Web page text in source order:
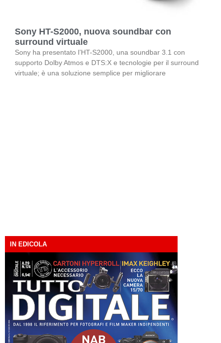
Sony HT-S2000, nuova soundbar con
surround virtuale
Sony ha presentato l’HT-S2000, una soundbar 3.1 con
supporto Dolby Atmos e DTS:X e tecnologie per il surround
virtuale; è una soluzione semplice per migliorare
IN EDICOLA